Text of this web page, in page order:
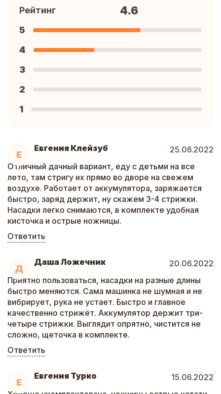
Е
Евгения Клейзуб
25.06.2022
Отличный дачный вариант, еду с детьми на все
лето, там стригу их прямо во дворе на свежем
воздухе. Работает от аккумулятора, заряжается
быстро, заряд держит, ну скажем 3-4 стрижки.
Насадки легко снимаются, в комплекте удобная
кисточка и острые ножницы.
Ответить
Д
Даша Ложечник
20.06.2022
Приятно пользоваться, насадки на разные длины
быстро меняются. Сама машинка не шумная и не
вибрирует, рука не устает. Быстро и главное
качественно стрижёт. Аккумулятор держит три-
четыре стрижки. Выглядит опрятно, чистится не
сложно, щеточка в комплекте.
Ответить
Е
Евгения Турко
15.06.2022
Рейтинг 4.6
5
4
3
2
1